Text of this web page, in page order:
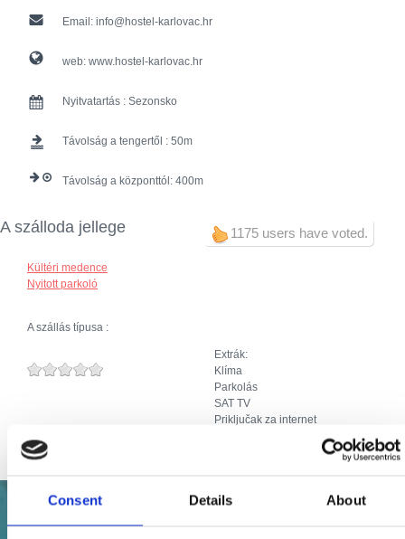
Consent Details About
Email: info@hostel-karlovac.hr
web: www.hostel-karlovac.hr
Nyitvatartás : Sezonsko
Távolság a tengertől : 50
Távolság a központtól: 400
1175 users have voted.
A szálloda jellege
Kültéri medence
Nyitott parkoló
A szállás típusa :
Extrák:
Klíma
Parkolás
SAT TV
Priključak za internet